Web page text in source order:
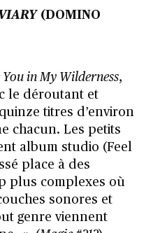
(DOMINO
You in My Wilderness,
le déroutant et
titres d’environ
chacun. Les petits
album studio (Feel
place à des
plus complexes où
sonores et
genre viennent